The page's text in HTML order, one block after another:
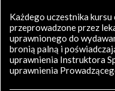
Każdego uczestnika
przeprowadzone przez
uprawnionego do
bronią palną i
uprawnienia Instruktora
uprawnienia